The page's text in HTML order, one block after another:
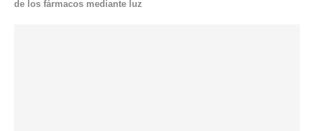
de los fármacos mediante luz